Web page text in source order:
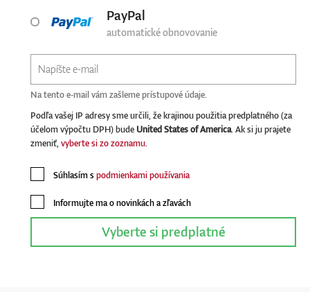
PayPal
automatické obnovovanie
Na tento e-mail vám zašleme prístupové údaje.
Podľa vašej IP adresy sme určili, že krajinou použitia predplatného (za
účelom výpočtu DPH) bude United States of America. Ak si ju prajete
zmeniť,vyberte si zo zoznamu.
Súhlasím spodmienkami používania
Informujte ma o novinkách a zľavách
Vyberte si predplatné